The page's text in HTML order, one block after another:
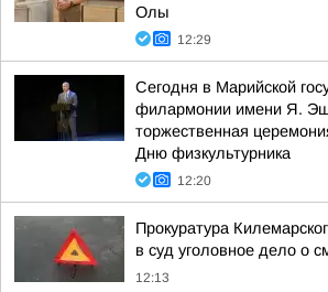
Олы
12:29
Сегодня в Марийской
филармонии имени Я.
торжественная
Дню физкультурника
12:20
Прокуратура
в суд уголовное дело о
12:13